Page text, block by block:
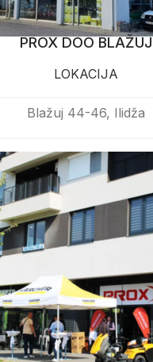
PROX DOO BLAŽUJ
LOKACIJA
Blažuj 44-46, Ilidža